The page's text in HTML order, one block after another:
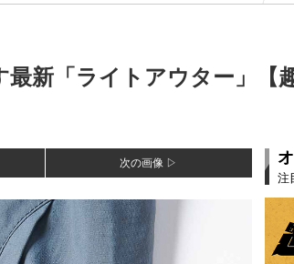
新「ライトアウター」【
次の画像 ▷
注